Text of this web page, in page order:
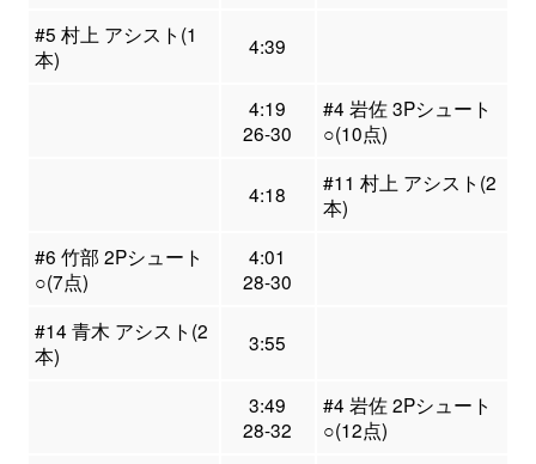
#5 村上 アシスト(1
本)
4:39
4:19
26-30
#4 岩佐 3Pシュート
○(10点)
4:18
#11 村上 アシスト(2
本)
#6 竹部 2Pシュート
○(7点)
4:01
28-30
#14 青木 アシスト(2
本)
3:55
3:49
28-32
#4 岩佐 2Pシュート
○(12点)